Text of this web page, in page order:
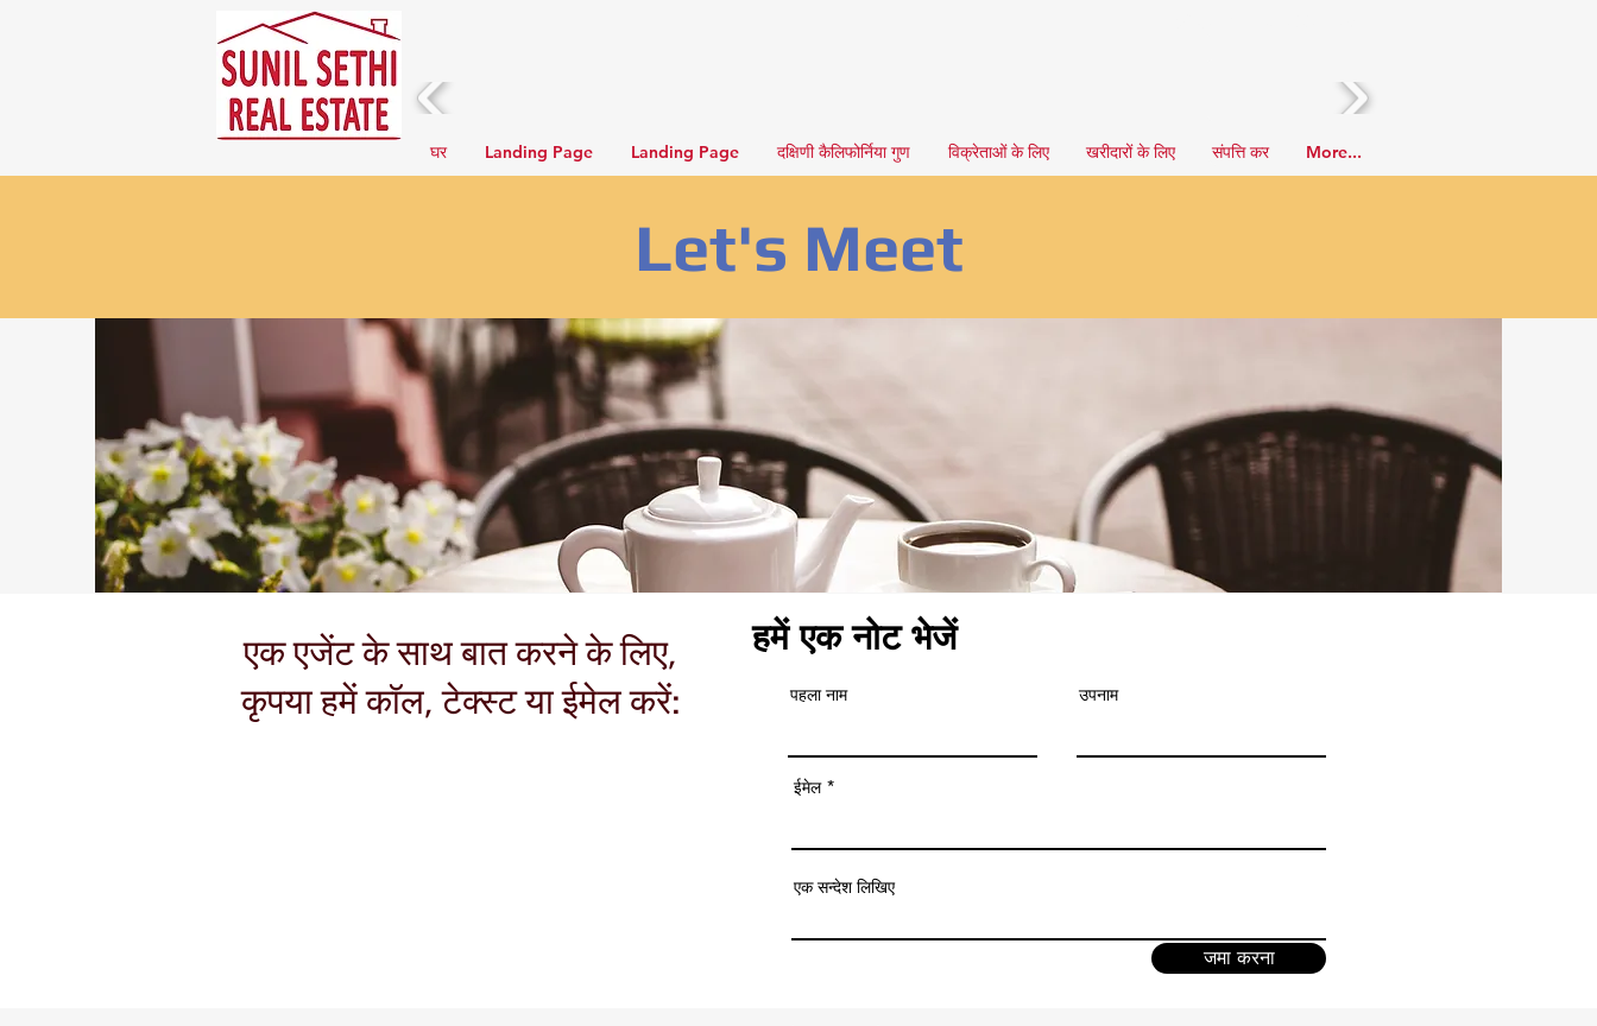
घर Landing Page Landing Page दक्षिणी कैलिफोर्निया गुण विक्रेताओं के लिए खरीदारों के लिए संपत्ति कर More...
Let's Meet
एक एजेंट के साथ बात करने के लिए,
कृपया हमें कॉल, टेक्स्ट या ईमेल करें:
हमें एक नोट भेजें
पहला नाम उपनाम
ईमेल
एक सन्देश लिखिए
जमा करना